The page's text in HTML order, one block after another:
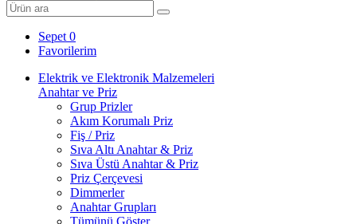
Sepet 0
Favorilerim
Elektrik ve Elektronik Malzemeleri
Anahtar ve Priz
Grup Prizler
Akım Korumalı Priz
Fiş / Priz
Sıva Altı Anahtar & Priz
Sıva Üstü Anahtar & Priz
Priz Çerçevesi
Dimmerler
Anahtar Grupları
Tümünü Göster